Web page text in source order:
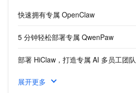
可观测
日志管理
网络监控
云资源监控
快速拥有专属 OpenClaw
5 分钟轻松部署专属 QwenPaw
部署 HiClaw，打造专属 AI 多员工团队
Hermes Agent，打造自进化智能体
展开更多